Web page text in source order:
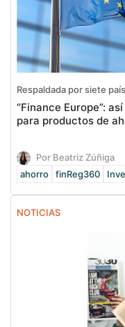
Respaldada por siete
“Finance Europe”:
para productos de
Por Beatriz Zúñiga
ahorro
finReg360
NOTICIAS